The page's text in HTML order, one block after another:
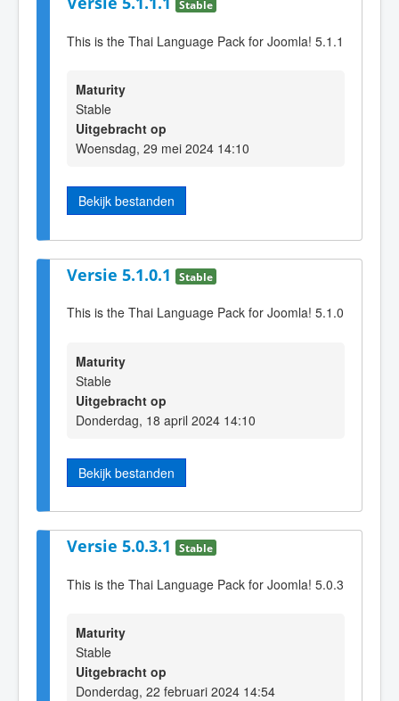
Stable
This is the Thai Language Pack for Joomla! 5.1.1
Maturity
Stable
Uitgebracht op
Woensdag, 29 mei 2024 14:10
Bekijk bestanden
Versie 5.1.0.1 Stable
This is the Thai Language Pack for Joomla! 5.1.0
Maturity
Stable
Uitgebracht op
Donderdag, 18 april 2024 14:10
Bekijk bestanden
Versie 5.0.3.1 Stable
This is the Thai Language Pack for Joomla! 5.0.3
Maturity
Stable
Uitgebracht op
Donderdag, 22 februari 2024 14:54